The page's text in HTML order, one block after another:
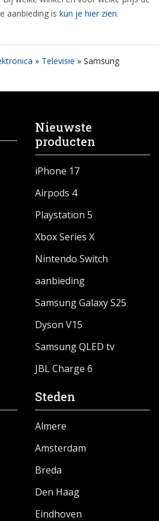
aanbieding is kun je hier zien.
» Televisie » Samsung
Nieuwste
producten
iPhone 17
Airpods 4
Playstation 5
Xbox Series X
Nintendo Switch
aanbieding
Samsung Galaxy S25
Dyson V15
Samsung QLED tv
JBL Charge 6
Steden
Almere
Amsterdam
Breda
Den Haag
Eindhoven